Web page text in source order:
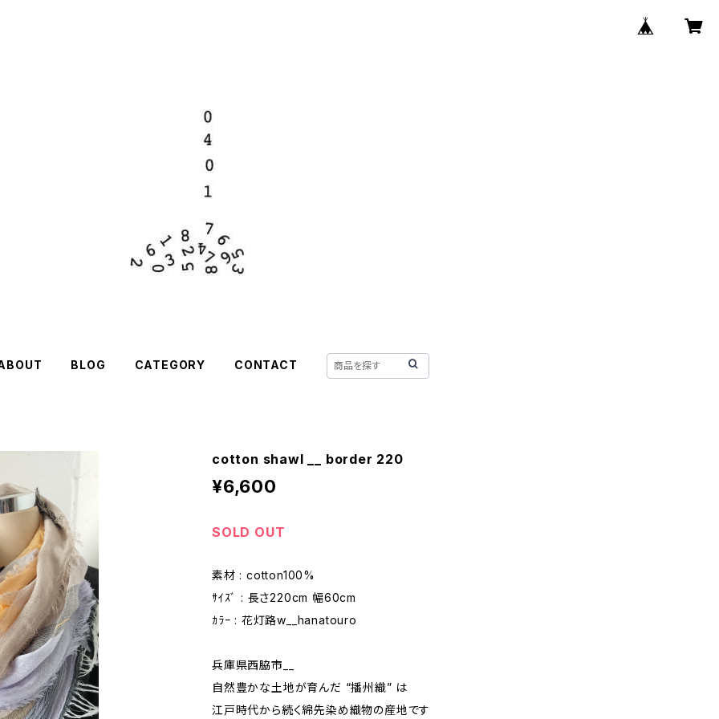
BLOG CATEGORY CONTACT
cotton shawl __ border 220
¥6,600
SOLD OUT
素材 : cotton100%
ｻｲｽﾞ : 長さ220cm 幅60cm
ｶﾗｰ : 花灯路w__hanatouro
兵庫県西脇市__
自然豊かな土地が育んだ “播州織” は
江戸時代から続く綿先染め織物の産地です